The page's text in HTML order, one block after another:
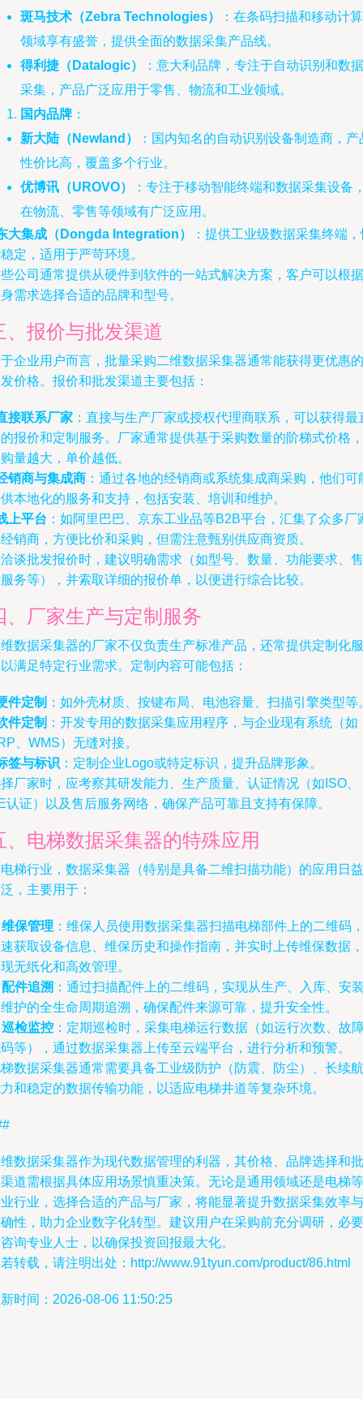
斑马技术（Zebra Technologies）
：在条码扫描和移动计算
领域享有盛誉，提供全面的数据采集产品线。
得利捷（Datalogic）
：意大利品牌，专注于自动识别和数据
采集，产品广泛应用于零售、物流和工业领域。
国内品牌 ：
新大陆（Newland）
：国内知名的自动识别设备制造商，产
性价比高，覆盖多个行业。
优博讯（UROVO）
：专注于移动智能终端和数据采集设备
在物流、零售等领域有广泛应用。
大集成（Dongda Integration）
：提供工业级数据采集终端
定，适用于严苛环境。
公司通常提供从硬件到软件的一站式解决方案，客户可以根据
需求选择合适的品牌和型号。
、报价与批发渠道
企业用户而言，批量采购二维数据采集器通常能获得更优惠的
价格。报价和批发渠道主要包括：
接联系厂家 ：直接与生产厂家或授权代理商联系，可以获得最
报价和定制服务。厂家通常提供基于采购数量的阶梯式价格，
量越大，单价越低。
销商与集成商 ：通过各地的经销商或系统集成商采购，他们可
本地化的服务和支持，包括安装、培训和维护。
上平台 ：如阿里巴巴、京东工业品等B2B平台，汇集了众多厂
销商，方便比价和采购，但需注意甄别供应商资质。
谈批发报价时，建议明确需求（如型号、数量、功能要求、售
务等），并索取详细的报价单，以便进行综合比较。
、厂家生产与定制服务
数据采集器的厂家不仅负责生产标准产品，还常提供定制化服
满足特定行业需求。定制内容可能包括：
件定制 ：如外壳材质、按键布局、电池容量、扫描引擎类型等
件定制 ：开发专用的数据采集应用程序，与企业现有系统（如
、WMS）无缝对接。
签与标识 ：定制企业Logo或特定标识，提升品牌形象。
厂家时，应考察其研发能力、生产质量、认证情况（如ISO、
认证）以及售后服务网络，确保产品可靠且支持有保障。
、电梯数据采集器的特殊应用
梯行业，数据采集器（特别是具备二维扫描功能）的应用日益
，主要用于：
维保管理 ：维保人员使用数据采集器扫描电梯部件上的二维码
获取设备信息、维保历史和操作指南，并实时上传维保数据，
无纸化和高效管理。
配件追溯 ：通过扫描配件上的二维码，实现从生产、入库、安
护的全生命周期追溯，确保配件来源可靠，提升安全性。
巡检监控 ：定期巡检时，采集电梯运行数据（如运行次数、故
等），通过数据采集器上传至云端平台，进行分析和预警。
数据采集器通常需要具备工业级防护（防震、防尘）、长续航
和稳定的数据传输功能，以适应电梯井道等复杂环境。
数据采集器作为现代数据管理的利器，其价格、品牌选择和批
道需根据具体应用场景慎重决策。无论是通用领域还是电梯等
行业，选择合适的产品与厂家，将能显著提升数据采集效率与
性，助力企业数字化转型。建议用户在采购前充分调研，必要
询专业人士，以确保投资回报最大化。
转载，请注明出处：http://www.91tyun.com/product/86.html
时间：2026-08-06 11:50:25